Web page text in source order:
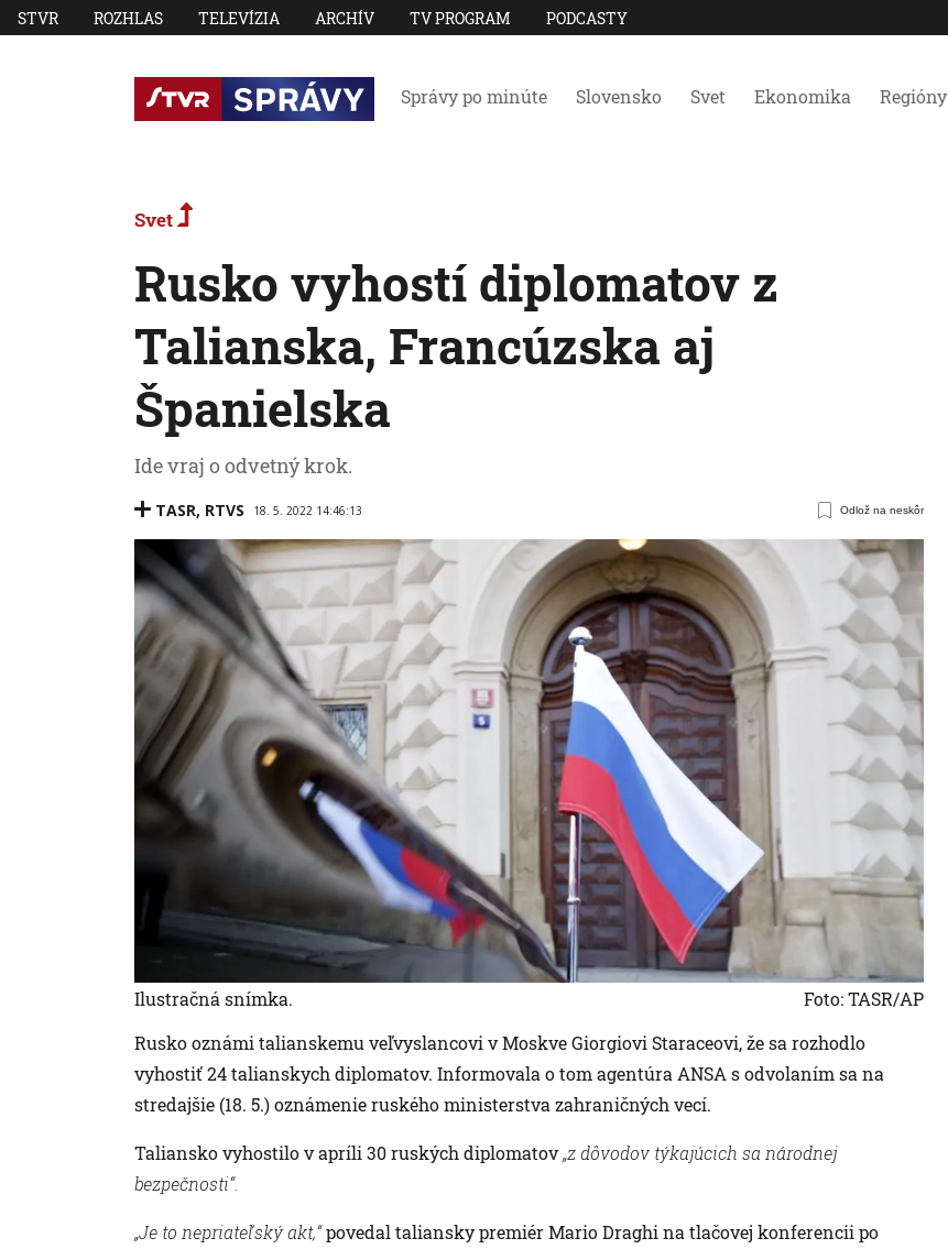
STVR ROZHLAS TELEVÍZIA ARCHÍV TV PROGRAM PODCASTY
Správy po minúte Slovensko Svet Ekonomika Regióny
Svet
Rusko vyhostí diplomatov z
Talianska, Francúzska aj
Španielska
Ide vraj o odvetný krok.
TASR, RTVS 18. 5. 2022 14:46:13 Odlož na neskôr
Ilustračná snímka.
Foto: TASR/AP
Rusko oznámi talianskemu veľvyslancovi v Moskve Giorgiovi Staraceovi, že sa rozhodlo
vyhostiť 24 talianskych diplomatov. Informovala o tom agentúra ANSA s odvolaním sa na
stredajšie (18. 5.) oznámenie ruského ministerstva zahraničných vecí.
Taliansko vyhostilo v apríli 30 ruských diplomatov„z dôvodov týkajúcich sa národnej
bezpečnosti“.
„Je to nepriateľský akt,“povedal taliansky premiér Mario Draghi na tlačovej konferencii po